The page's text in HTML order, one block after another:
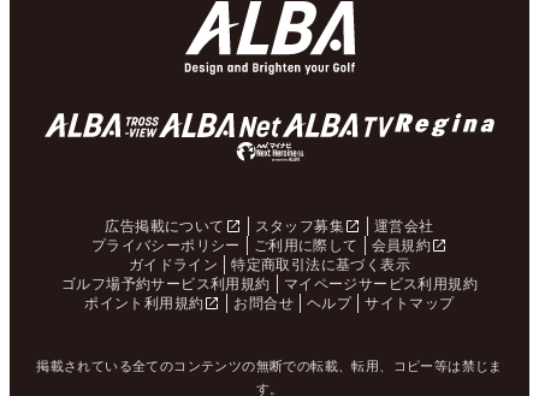
広告掲載について スタッフ募集
運営会社
プライバシーポリシー
ご利用に際して
会員規約
ガイドライン
特定商取引法に基づく表示
ゴルフ場予約サービス利用規約
マイページサービス利用規約
ポイント利用規約
お問合せ ヘルプ サイトマップ
掲載されている全てのコンテンツの無断での転載、転用、コピー等は禁じま
す。